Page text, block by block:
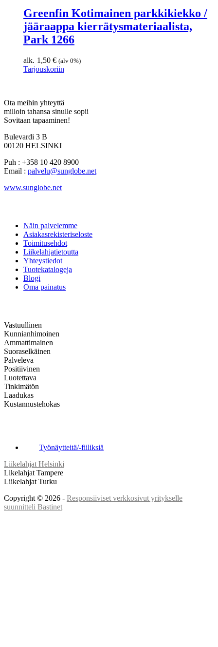
Greenfin Kotimainen parkkikiekko /
jääraappa kierrätysmateriaalista,
Park 1266
1,50 € (alv 0%)
Tarjouskoriin
Ota meihin yhteyttä
milloin tahansa sinulle sopii
Sovitaan tapaaminen!
Bulevardi 3 B
00120 HELSINKI
Puh : +358 10 420 8900
Email : palvelu@sunglobe.net
www.sunglobe.net
Näin palvelemme
Asiakasrekisteriseloste
Toimitusehdot
Liikelahjatietoutta
Yhteystiedot
Tuotekatalogeja
Blogi
Oma painatus
Vastuullinen
Kunnianhimoinen
Ammattimainen
Suoraselkäinen
Palveleva
Positiivinen
Luotettava
Tinkimätön
Laadukas
Kustannustehokas
Työnäytteitä/-fiiliksiä
Liikelahjat Helsinki
Likelahjat Tampere
Liikelahjat Turku
Copyright © 2026 - Responsiiviset verkkosivut yritykselle
suunnitteli Bastinet